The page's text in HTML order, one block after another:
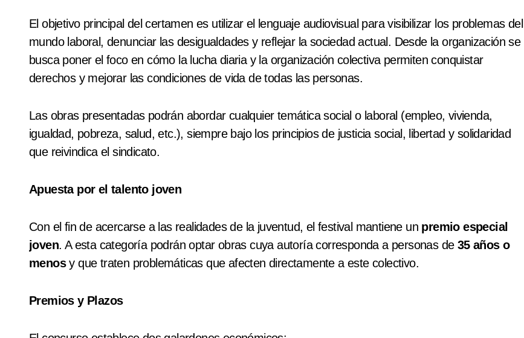
El objetivo principal del certamen es utilizar el lenguaje audiovisual para visibilizar los problemas del
mundo laboral, denunciar las desigualdades y reflejar la sociedad actual. Desde la organización se
busca poner el foco en cómo la lucha diaria y la organización colectiva permiten conquistar
derechos y mejorar las condiciones de vida de todas las personas.
Las obras presentadas podrán abordar cualquier temática social o laboral (empleo, vivienda,
igualdad, pobreza, salud, etc.), siempre bajo los principios de justicia social, libertad y solidaridad
que reivindica el sindicato.
Apuesta por el talento joven
Con el fin de acercarse a las realidades de la juventud, el festival mantiene un premio especial
joven. A esta categoría podrán optar obras cuya autoría corresponda a personas de 35 años o
menosy que traten problemáticas que afecten directamente a este colectivo.
Premios y Plazos